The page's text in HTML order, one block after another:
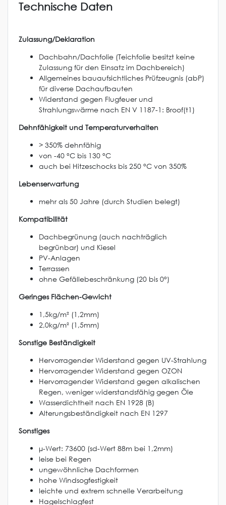
Technische Daten
Zulassung/Deklaration
Dachbahn/Dachfolie (Teichfolie besitzt keine
Zulassung für den Einsatz im Dachbereich)
Allgemeines bauaufsichtliches Prüfzeugnis (abP)
für diverse Dachaufbauten
Widerstand gegen Flugfeuer und
Strahlungswärme nach EN V 1187-1: Broof(t1)
Dehnfähigkeit und Temperaturverhalten
> 350% dehnfähig
von -40 °C bis 130 °C
auch bei Hitzeschocks bis 250 °C von 350%
Lebenserwartung
mehr als 50 Jahre (durch Studien belegt)
Kompatibilität
Dachbegrünung (auch nachträglich
begrünbar) und Kiesel
PV-Anlagen
Terrassen
ohne Gefällebeschränkung (20 bis 0°)
Geringes Flächen-Gewicht
1,5kg/m² (1,2mm)
2,0kg/m² (1,5mm)
Sonstige Beständigkeit
Hervorragender Widerstand gegen UV-Strahlung
Hervorragender Widerstand gegen OZON
Hervorragender Widerstand gegen alkalischen
Regen, weniger widerstandsfähig gegen Öle
Wasserdichtheit nach EN 1928 (B)
Alterungsbeständigkeit nach EN 1297
Sonstiges
µ-Wert: 73600 (sd-Wert 88m bei 1,2mm)
leise bei Regen
ungewöhnliche Dachformen
hohe Windsogfestigkeit
leichte und extrem schnelle Verarbeitung
Hagelschlagfest